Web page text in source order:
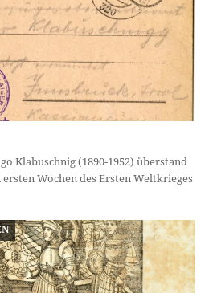
Klabuschnig (1890-1952) überstand
Wochen des Ersten Weltkrieges